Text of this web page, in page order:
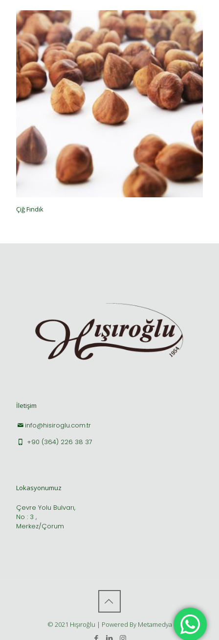
Çiğ Fındık
İletişim
info@hisiroglu.com.tr
+90 (364) 226 38 37
Lokasyonumuz
Çevre Yolu Bulvarı,
No : 3 ,
Merkez/Çorum
© 2021 Hışıroğlu | Powered By Metamedya